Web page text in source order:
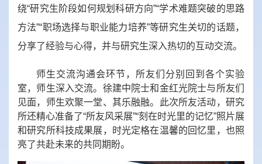
绕“研究生阶段如何规划科研方向”“学术难题突破的思路
方法”“职场选择与职业能力培养”等研究生关切的话题，
分享了经验与心得，并与研究生深入热切的互动交流。
师生交流沟通会环节，所友们分别回到各个实验
室，师生深入交流。徐建中院士和金红光院士与所友们
见面，师生欢聚一堂、其乐融融。
此次所友活动，研究
所还精心准备了“所友风采展”“刻在时光里的记忆”照片展
和研究所科技成果展，时光定格在温馨的回忆里，也照
亮了共赴未来的共同期盼。